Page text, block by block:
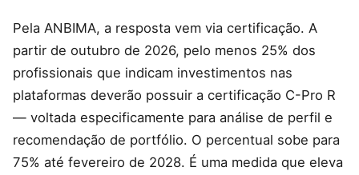
Pela ANBIMA, a resposta vem via certificação. A
partir de outubro de 2026, pelo menos 25% dos
profissionais que indicam investimentos nas
plataformas deverão possuir a certificação C-Pro R
— voltada especificamente para análise de perfil e
recomendação de portfólio. O percentual sobe para
75% até fevereiro de 2028. É uma medida que eleva